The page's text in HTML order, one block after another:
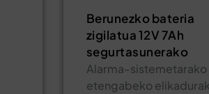
Berunezko bateria
zigilatua 12V 7Ah
segurtasunerako
Alarma-sistemetarako
etengabeko